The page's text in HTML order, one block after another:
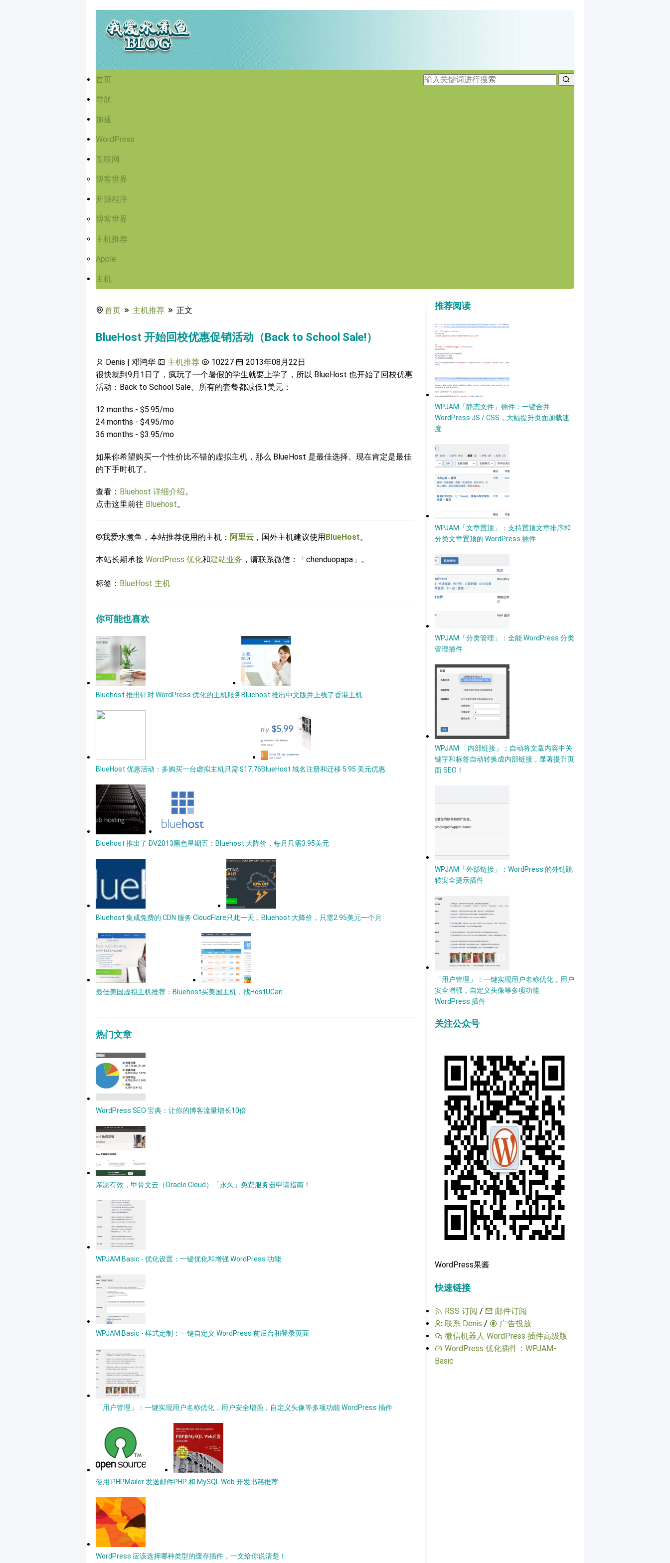
首页
导航
加速
WordPress
互联网
博客世界
开源程序
博客世界
主机推荐
Apple
主机
首页 主机推荐 正文
BlueHost 开始回校优惠促销活动（Back to School Sale!）
Denis | 邓鸿华 主机推荐 10227
2013年08月22日
很快就到9月1日了，疯玩了一个暑假的学生就要上学了，所以 BlueHost 也开始了回校优惠
活动：Back to School Sale。所有的套餐都减低1美元：
12 months - $5.95/mo
24 months - $4.95/mo
36 months - $3.95/mo
如果你希望购买一个性价比不错的虚拟主机，那么 BlueHost 是最佳选择。现在肯定是最佳
的下手时机了。
查看： Bluehost 详细介绍。
点击这里前往 Bluehost。
©我爱水煮鱼，本站推荐使用的主机： 阿里云 ，国外主机建议使用BlueHost。
本站长期承接 WordPress 优化和建站业务 ，请联系微信：「chenduopapa」。
标签： BlueHost 主机
你可能也喜欢
Bluehost 推出针对 WordPress 优化的主机服务Bluehost 推出中文版并上线了香港主机
BlueHost 优惠活动：多购买一台虚拟主机只需 $17.76BlueHost 域名注册和迁移 5.95 美元优惠
Bluehost 推出了 DV2013黑色星期五：Bluehost 大降价，每月只需3.95美元
Bluehost 集成免费的 CDN 服务 CloudFlare只此一天，Bluehost 大降价，只需2.95美元一个月
最佳美国虚拟主机推荐：Bluehost买美国主机，找HostUCan
热门文章
WordPress SEO 宝典：让你的博客流量增长10倍
亲测有效，甲骨文云（Oracle Cloud）「永久」免费服务器申请指南！
WPJAM Basic - 优化设置：一键优化和增强 WordPress 功能
WPJAM Basic - 样式定制：一键自定义 WordPress 前后台和登录页面
「用户管理」：一键实现用户名称优化，用户安全增强，自定义头像等多项功能 WordPress 插件
使用 PHPMailer 发送邮件PHP 和 MySQL Web 开发书籍推荐
WordPress 应该选择哪种类型的缓存插件，一文给你说清楚！
推荐阅读
WPJAM「静态文件」插件：一键合并
WordPress JS / CSS，大幅提升页面加载速
度
WPJAM「文章置顶」：支持置顶文章排序和
分类文章置顶的 WordPress 插件
WPJAM「分类管理」：全能 WordPress 分类
管理插件
WPJAM 「内部链接」：自动将文章内容中关
键字和标签自动转换成内部链接，显著提升页
面 SEO！
WPJAM「外部链接」：WordPress 的外链跳
转安全提示插件
「用户管理」：一键实现用户名称优化，用户
安全增强，自定义头像等多项功能
WordPress 插件
关注公众号
WordPress果酱
快速链接
RSS 订阅 /
邮件订阅
联系 Denis /
广告投放
微信机器人 WordPress 插件高级版
WordPress 优化插件：WPJAM-
Basic